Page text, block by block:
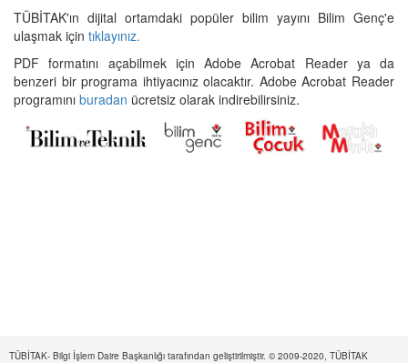
TÜBİTAK'ın dijital ortamdaki popüler bilim yayını Bilim Genç'e
ulaşmak için tıklayınız.
PDF formatını açabilmek için Adobe Acrobat Reader ya da
benzeri bir programa ihtiyacınız olacaktır. Adobe Acrobat Reader
programını buradan ücretsiz olarak indirebilirsiniz.
TÜBİTAK- Bilgi İşlem Daire Başkanlığı tarafından geliştirilmiştir. © 2009-2020, TÜBİTAK